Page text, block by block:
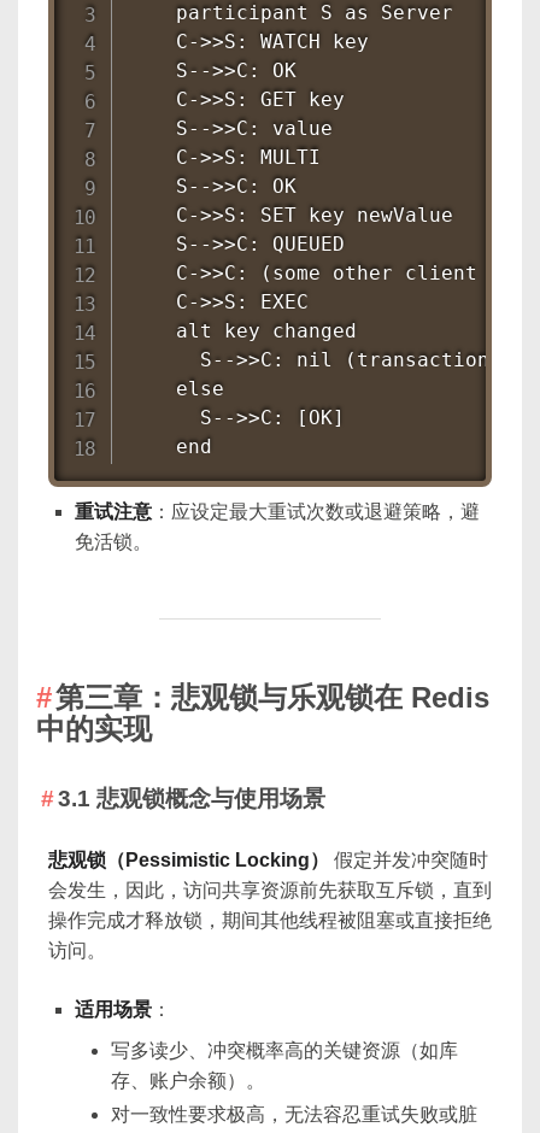
    participant S as Server
    C->>S: WATCH key
    S-->>C: OK
    C->>S: GET key
    S-->>C: value
    C->>S: MULTI
    S-->>C: OK
    C->>S: SET key newValue
    S-->>C: QUEUED
C->>C: (some other client
    C->>S: EXEC
    alt key changed
S-->>C: nil (transaction
    else
      S-->>C: [OK]
    end
重试注意 ：应设定最大重试次数或退避策略，避
免活锁。
第三章：悲观锁与乐观锁在 Redis
中的实现
3.1 悲观锁概念与使用场景
悲观锁（Pessimistic Locking）
假定并发冲突随时
会发生，因此，访问共享资源前先获取互斥锁，直到
操作完成才释放锁，期间其他线程被阻塞或直接拒绝
访问。
适用场景 ：
写多读少、冲突概率高的关键资源（如库
存、账户余额）。
对一致性要求极高，无法容忍重试失败或脏